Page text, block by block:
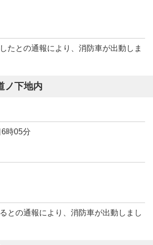
たとの通報により、消防車が出動しま
ノ下地内
時05分
との通報により、消防車が出動しまし